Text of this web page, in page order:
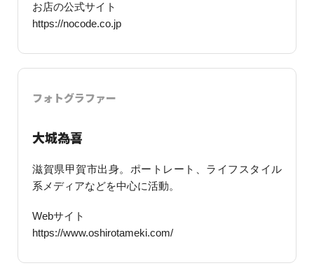
お店の公式サイト
https://nocode.co.jp
フォトグラファー
大城為喜
滋賀県甲賀市出身。ポートレート、ライフスタイル
系メディアなどを中心に活動。
Webサイト
https://www.oshirotameki.com/